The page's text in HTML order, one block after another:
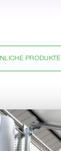
PRODUKTE